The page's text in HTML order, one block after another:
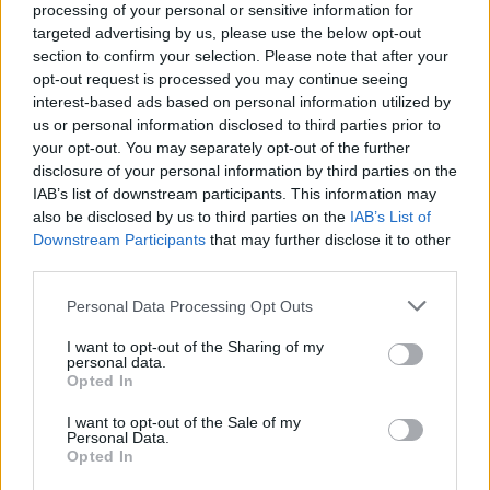
processing of your personal or sensitive information for
targeted advertising by us, please use the below opt-out
section to confirm your selection. Please note that after your
opt-out request is processed you may continue seeing
interest-based ads based on personal information utilized by
us or personal information disclosed to third parties prior to
your opt-out. You may separately opt-out of the further
disclosure of your personal information by third parties on the
IAB’s list of downstream participants. This information may
also be disclosed by us to third parties on the IAB’s List of
Downstream Participants that may further disclose it to other
Please note that this website/app uses one or more Google
not limited to your visit or usage behaviour. You may click to
grant or deny consent to Google and its third-party tags to
use your data for below specified purposes in below Google
consent section.
Personal Data Processing Opt Outs
I want to opt-out of the Sharing of my
personal data.
Opted In
I want to opt-out of the Sale of my
Personal Data.
Opted In
Η νέα φιλοσοφία ναυτικών
επιχειρήσεων
Η είσοδος των FDI στον ελληνικό Στόλο δεν
αφορά μόνο την αντικατάσταση παλαιότερων
Μονάδων. Αφορά την αλλαγή φιλοσοφίας. Το
Πολεμικό Ναυτικό περνά σταδιακά από την εποχή
των πλοίων που επιχειρούσαν κυρίως ως
αυτόνομες πλατφόρμες στην εποχή των
διασυνδεδεμένων μονάδων.
Σε αυτή τη νέα πραγματικότητα, η αξία ενός
πλοίου δεν μετριέται μόνο από τα όπλα που
φέρει, αλλά από την ικανότητά του να βλέπει,
να μοιράζεται εικόνα, να λειτουργεί ως κόμβος